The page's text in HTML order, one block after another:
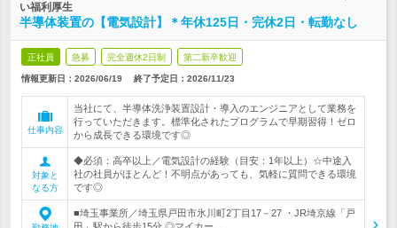
い福利厚生
半導体装置の【電気設計】＊年休125日・完休2日・転勤なし
正社員 急募 完全週休2日制 第二新卒歓迎
情報更新日：2026/06/19 終了予定日： 2026/11/23
仕事内容
当社にて、半導体洗浄装置設計・導入のエンジニアとして業務を
行っていただきます。標準化されたプログラムで早期習得！ゼロ
から成長できる環境です◎
対象と
なる方
◆必須：高卒以上／電気設計の経験（目安：1年以上）☆中途入
社の社員がほとんど！不明点があっても、気軽に質問できる環境
です◎
■埼玉事業所／埼玉県戸田市氷川町2丁目17－27 ・JR埼京線「戸